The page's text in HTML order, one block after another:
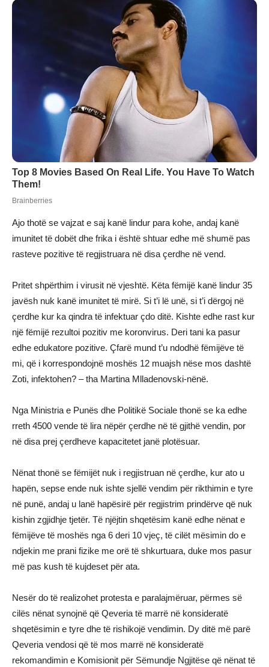
Ajo thotë se vajzat e saj kanë lindur para kohe, andaj kanë
imunitet të dobët dhe frika i është shtuar edhe më shumë pas
rasteve pozitive të regjistruara në disa çerdhe në vend.
Pritet shpërthim i virusit në vjeshtë. Këta fëmijë kanë lindur 35
javësh nuk kanë imunitet të mirë. Si t’i lë unë, si t’i dërgoj në
çerdhe kur ka qindra të infektuar çdo ditë. Kishte edhe rast kur
një fëmijë rezultoi pozitiv me koronvirus. Deri tani ka pasur
edhe edukatore pozitive. Çfarë mund t’u ndodhë fëmijëve të
mi, që i korrespondojnë moshës 12 muajsh nëse mos dashtë
Zoti, infektohen? – tha Martina Mlladenovski-nënë.
Nga Ministria e Punës dhe Politikë Sociale thonë se ka edhe
rreth 4500 vende të lira nëpër çerdhe në të gjithë vendin, por
në disa prej çerdheve kapacitetet janë plotësuar.
Nënat thonë se fëmijët nuk i regjistruan në çerdhe, kur ato u
hapën, sepse ende nuk ishte sjellë vendim për rikthimin e tyre
në punë, andaj u lanë hapësirë për regjistrim prindërve që nuk
kishin zgjidhje tjetër. Të njëjtin shqetësim kanë edhe nënat e
fëmijëve të moshës nga 6 deri 10 vjeç, të cilët mësimin do e
ndjekin me prani fizike me orë të shkurtuara, duke mos pasur
më pas kush të kujdeset për ata.
Nesër do të realizohet protesta e paralajmëruar, përmes së
cilës nënat synojnë që Qeveria të marrë në konsideratë
shqetësimin e tyre dhe të rishikojë vendimin. Dy ditë më parë
Qeveria vendosi që të mos marrë në konsideratë
rekomandimin e Komisionit për Sëmundje Ngjitëse që nënat të